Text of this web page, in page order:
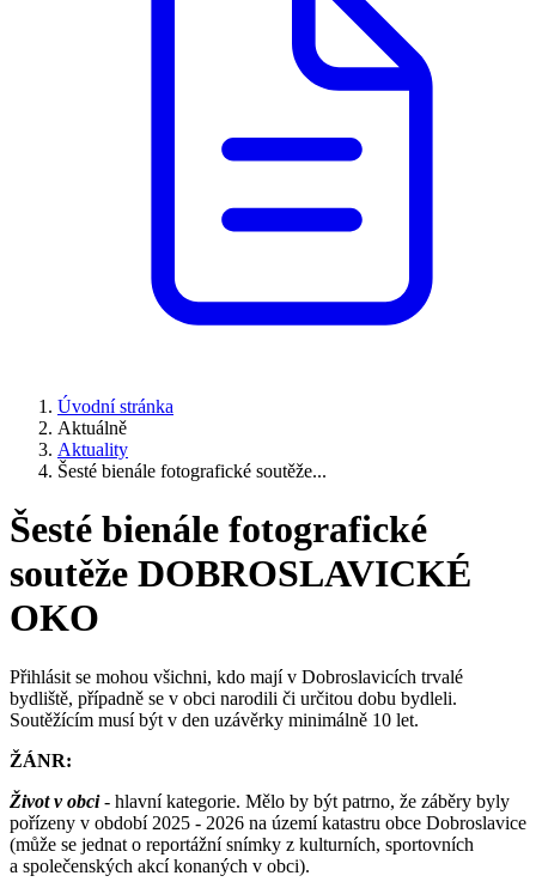
Úvodní stránka
Aktuálně
Aktuality
Šesté bienále fotografické soutěže...
Šesté bienále fotografické
soutěže DOBROSLAVICKÉ
OKO
Přihlásit se mohou všichni, kdo mají v Dobroslavicích trvalé
bydliště, případně se v obci narodili či určitou dobu bydleli.
Soutěžícím musí být v den uzávěrky minimálně 10 let.
ŽÁNR:
Život v obci - hlavní kategorie. Mělo by být patrno, že záběry byly
pořízeny v období 2025 - 2026 na území katastru obce Dobroslavice
(může se jednat o reportážní snímky z kulturních, sportovních
a společenských akcí konaných v obci).